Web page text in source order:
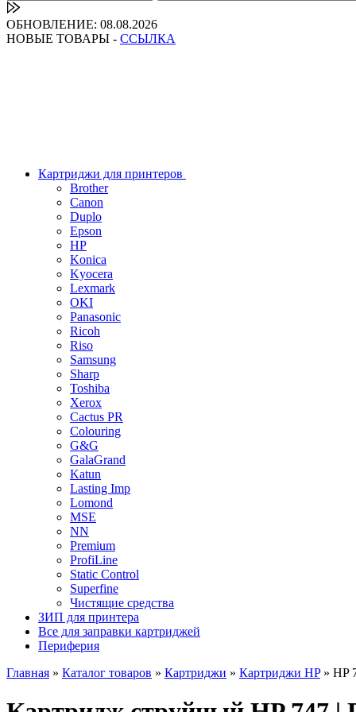
ОБНОВЛЕНИЕ: 08.08.2026
НОВЫЕ ТОВАРЫ - ССЫЛКА
Картриджи для принтеров
Brother
Canon
Duplo
Epson
HP
Konica
Kyocera
Lexmark
OKI
Panasonic
Ricoh
Riso
Samsung
Sharp
Toshiba
Xerox
Cactus PR
Colouring
G&G
GalaGrand
Katun
Lasting Imp
Lomond
MSE
NN
Premium
ProfiLine
Static Control
Superfine
Чистящие средства
ЗИП для принтера
Все для заправки картриджей
Периферия
Главная » Каталог товаров » Картриджи » Картриджи HP» HP